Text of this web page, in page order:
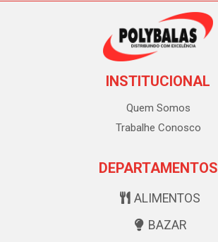
INSTITUCIONAL
Quem Somos
Trabalhe Conosco
DEPARTAMENTOS
ALIMENTOS
BAZAR